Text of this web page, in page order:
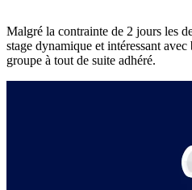
Malgré la contrainte de 2 jours les
stage dynamique et intéressant
groupe à tout de suite adhéré.